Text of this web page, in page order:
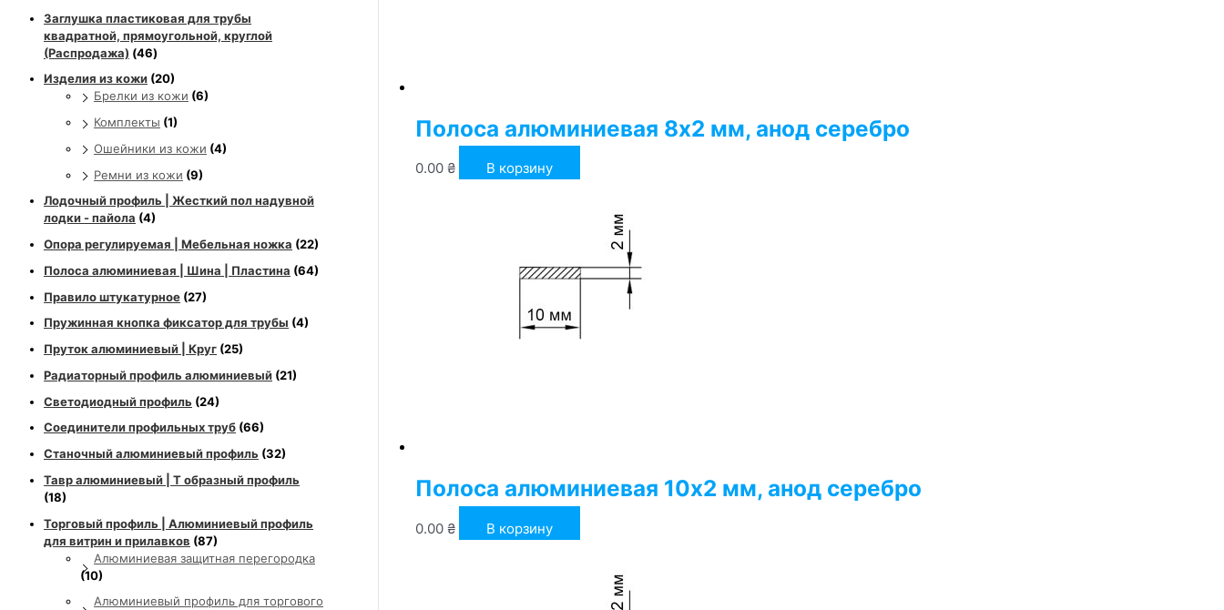
Заглушка пластиковая для трубы
квадратной, прямоугольной, круглой
(Распродажа) (46)
Изделия из кожи (20)
Брелки из кожи (6)
Комплекты (1)
Ошейники из кожи (4)
Ремни из кожи (9)
Лодочный профиль | Жесткий пол надувной
лодки - пайола (4)
Опора регулируемая | Мебельная ножка (22)
Полоса алюминиевая | Шина | Пластина (64)
Правило штукатурное (27)
Пружинная кнопка фиксатор для трубы (4)
Пруток алюминиевый | Круг (25)
Радиаторный профиль алюминиевый (21)
Светодиодный профиль (24)
Соединители профильных труб (66)
Станочный алюминиевый профиль (32)
Тавр алюминиевый | Т образный профиль
(18)
Торговый профиль | Алюминиевый профиль
для витрин и прилавков (87)
Алюминиевая защитная перегородка
(10)
Алюминиевый профиль для торгового
Полоса алюминиевая 8х2 мм, анод серебро
0.00₴ В корзину
Полоса алюминиевая 10х2 мм, анод серебро
0.00₴ В корзину